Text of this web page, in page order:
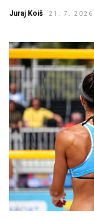
Juraj Koiš 21. 7. 2026